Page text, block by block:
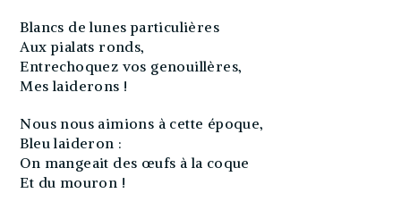
Blancs de lunes particulières
Aux pialats ronds,
Entrechoquez vos genouillères,
Mes laiderons !
Nous nous aimions à cette époque,
Bleu laideron :
On mangeait des œufs à la coque
Et du mouron !